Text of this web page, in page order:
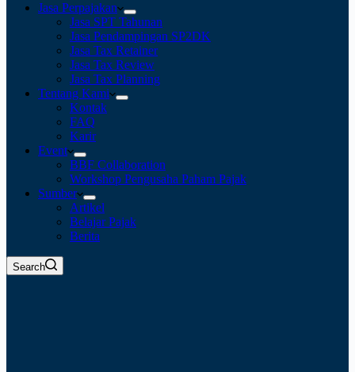
Jasa Perpajakan
Jasa SPT Tahunan
Jasa Pendampingan SP2DK
Jasa Tax Retainer
Jasa Tax Review
Jasa Tax Planning
Tentang Kami
Kontak
FAQ
Karir
Event
BBF Collaboration
Workshop Pengusaha Paham Pajak
Sumber
Artikel
Belajar Pajak
Berita
Search